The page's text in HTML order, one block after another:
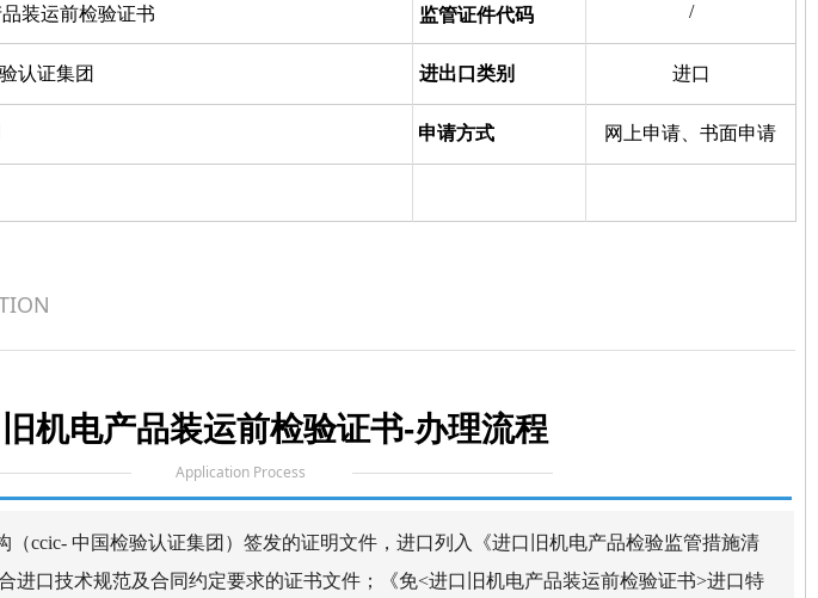
认证集团
/
装运前检验证书
进出口类别
申请方式
监管证件代码
网上申请、书面申请
进口
机电产品装运前检验证书-办理流程
Application Process
ccic- 中国检验认证集团）签发的证明文件，进口列入《进口旧机电产品检验监管措施清
进口技术规范及合同约定要求的证书文件；《免<进口旧机电产品装运前检验证书>进口特